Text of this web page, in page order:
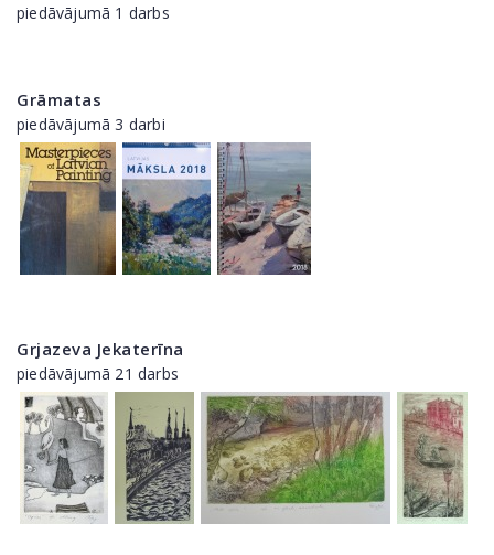
piedāvājumā 1 darbs
Grāmatas
piedāvājumā 3 darbi
Grjazeva Jekaterīna
piedāvājumā 21 darbs